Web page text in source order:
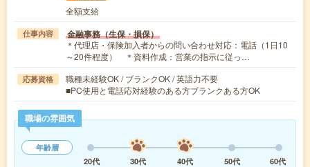
全額支給
仕事内容 金融事務（生保・損保）
＊代理店・保険加入者からの問い合わせ対応：電話（1日10
～20件程度） ＊資料作成：営業の指示に従っ…
応募資格
職種未経験OK / ブランクOK / 英語力不要
■PC使用と電話応対経験のある方ブランクある方OK
職場の雰囲気
年齢層
20代
30代 40代 50代
60代